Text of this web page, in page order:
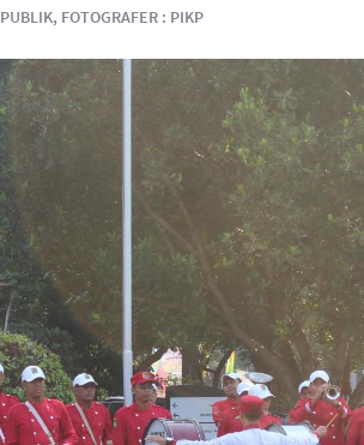
FOTOGRAFER : PIKP